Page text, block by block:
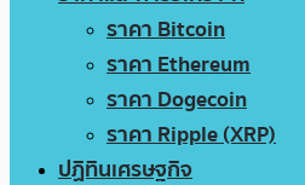
ราคา Bitcoin
ราคา Ethereum
ราคา Dogecoin
ราคา Ripple (XRP)
ปฏิทินเศรษฐกิจ